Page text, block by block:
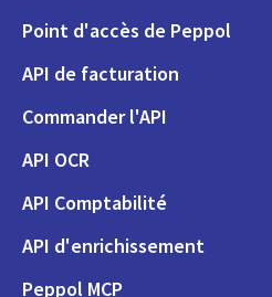
Point d'accès de Peppol
API de facturation
Commander l'API
API OCR
API Comptabilité
API d'enrichissement
Peppol MCP